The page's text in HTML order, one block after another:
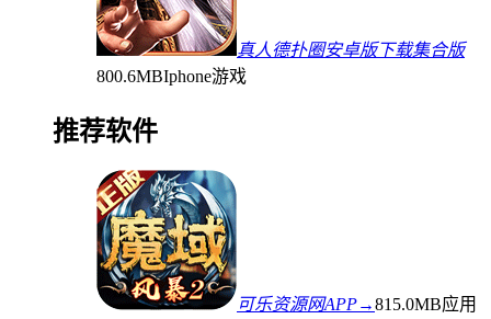
真人德扑圈安卓版下载集合版
800.6MBIphone游戏
推荐软件
可乐资源网APP→815.0MB应用